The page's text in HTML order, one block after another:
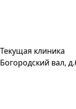
Текущая клиника
Богородский вал,